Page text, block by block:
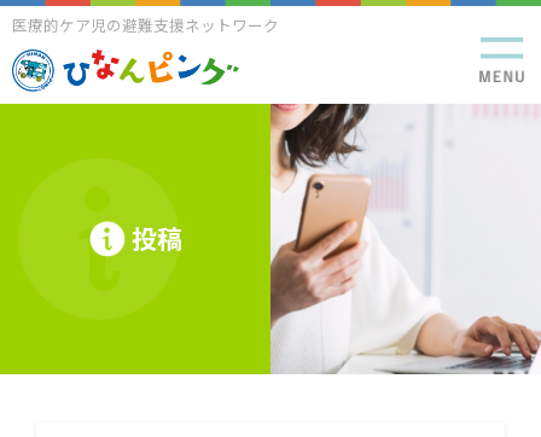
医療的ケア児の避難支援ネットワーク
投稿